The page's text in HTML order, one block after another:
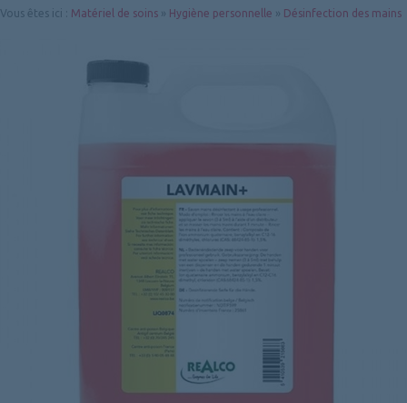
Vous êtes ici Matériel de soins » Hygiène personnelle » Désinfection des mains